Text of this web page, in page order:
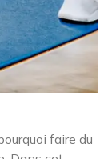
faire du